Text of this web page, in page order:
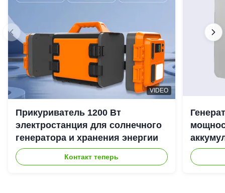
VIDEO
Прикуриватель 1200 Вт
электростанция для солнечного
генератора и хранения энергии
Контакт теперь